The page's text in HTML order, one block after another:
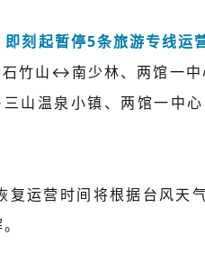
刻起暂停5条旅游专线运
竹山↔南少林、两馆一
山温泉小镇、两馆一中
运营时间将根据台风天